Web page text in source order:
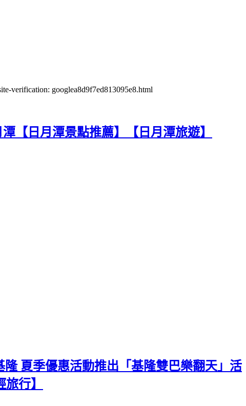
verification: googlea8d9f7ed813095e8.html
【日月潭景點推薦】【日月潭旅遊】
夏季優惠活動推出「基隆雙巴樂翻天」活
行】